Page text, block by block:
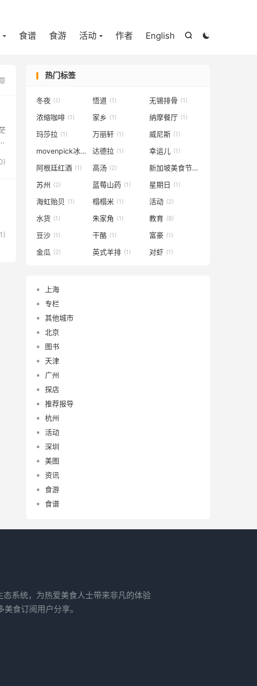


食谱 食游 活动 作者 English
)
1)
热门标签
冬夜 (1) 悟道 (1) 无锡排骨 (1)
浓缩咖啡 (1) 家乡 (1) 纳摩餐厅 (1)
玛莎拉 (1) 万丽轩 (1) 威尼斯 (1)
movenpick冰淇淋 (1)
达德拉 (1) 幸运儿 (1)
阿根廷红酒 (1) 高汤 (2) 新加坡美食节
(1)
苏州 (2) 蓝莓山药 (1) 星期日 (1)
海虹贻贝 (1) 榻榻米 (1) 活动 (2)
水货 (1) 朱家角 (1) 教育 (8)
豆沙 (1) 干酪 (1) 富豪 (1)
金瓜 (2) 英式羊排 (1) 对虾 (1)
上海
专栏
其他城市
北京
图书
天津
广州
探店
推荐报导
杭州
活动
深圳
美图
资讯
食游
食谱
系统，为热爱美食人士带来非凡的体验
食订阅用户分享。